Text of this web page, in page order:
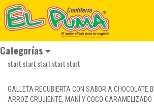
Categorías
Inicio Productos GOL BARRA COCO *12und *46,5gr
GOL BARRA COCO *12und
GALLETA RECUBIERTA CON SABOR A CHOCOLATE
ARROZ CRUJIENTE, MANÍ Y COCO CARAMELIZADO